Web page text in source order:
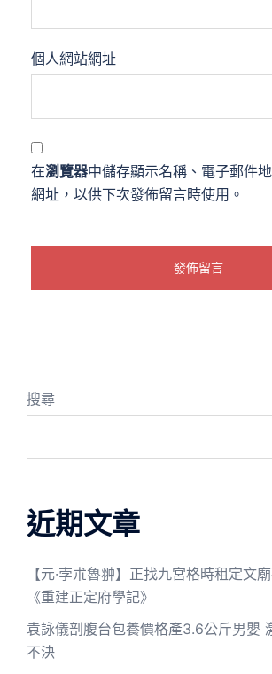
個人網站網址
在瀏覽器中儲存顯示名稱、電子郵件
網址，以供下次發佈留言時使用。
搜尋
近期文章
【元·孛朮魯翀】正找九宮格時租定文
《重建正定府學記》
袁詠儀剖腹台包養價格產3.6公斤男嬰
不決